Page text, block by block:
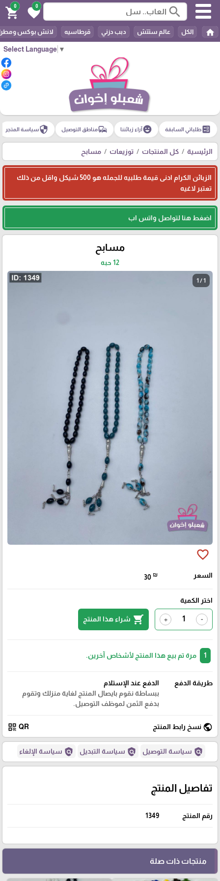
Select Language ▼
search
0
favorite
0
shopping_cart
home الكل عالم ستتش دبب دزني قرطاسيه لانش بوكس
ballotطلباتي السابقة emoji_emotionsآراء زبائننا commuteمناطق التوصيل securityسياسة المتجر
الرئيسية كل المنتجات توزيعات مسابح
الزبائن الكرام ادنى قيمة طلبيه للجمله هو 500 شيكل واقل من ذلك
تعتبر لاغيه
اضغط هنا لتواصل واتس اب
مسابح
12 حبه
1 / 1
favorite_border
السعر 30 ₪
اختر الكمية
-
+
shopping_cart شراء هذا المنتج
مرة تم بيع هذا المنتج لأشخاص آخرين.
طريقة الدفع
الدفع عند الإستلام
ببساطة نقوم بايصال المنتج لغاية منزلك وتقوم
بدفع الثمن لموظف التوصيل.
public نسخ رابط المنتج QR
qr_code
policy سياسة التوصيل policy سياسة التبديل policy سياسة الإلغاء
تفاصيل المنتج
رقم المنتج 1349
منتجات ذات صلة